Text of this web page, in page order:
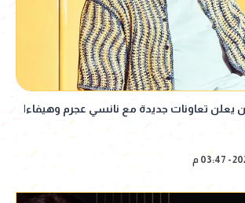
يعلن تعاونات جديدة مع نانسي عجرم وهيفاء|